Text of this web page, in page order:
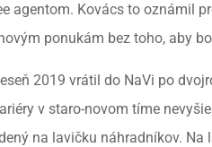
agentom. Kovács to oznámil
ponukám bez toho, aby
2019 vrátil do NaVi po
v staro-novom tíme
na lavičku náhradníkov.